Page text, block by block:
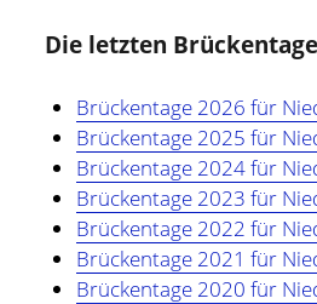
Die letzten
Brückentage 2026 für
Brückentage 2025 für
Brückentage 2024 für
Brückentage 2023 für
Brückentage 2022 für
Brückentage 2021 für
Brückentage 2020 für